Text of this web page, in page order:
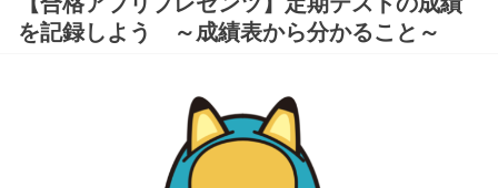
を記録しよう ～成績表から分かること～